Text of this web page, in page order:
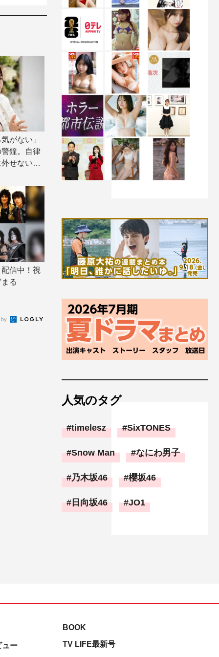
がない」
鐘。自律
せない、
信中！視
る
by
人気のタグ
timelesz SixTONES
Snow Man なにわ男子
乃木坂46 櫻坂46
日向坂46 JO1
ュー
BOOK
TV LIFE最新号